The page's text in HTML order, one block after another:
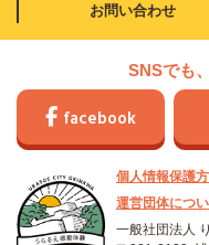
お問い合わせ
SNSでも
facebook
個人情報保護
運営団体につ
一般社団法人